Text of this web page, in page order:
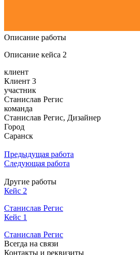
Описание работы
Описание кейса 2
клиент
Клиент 3
участник
Станислав Регис
команда
Станислав Регис, Дизайнер
Город
Саранск
Предыдущая работа
Следующая работа
Другие работы
Кейс 2
Станислав Регис
Кейс 1
Станислав Регис
Всегда на связи
Контакты и реквизиты